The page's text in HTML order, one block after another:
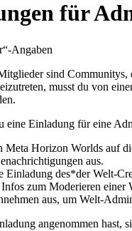
für
Angaben
sind Communitys,
musst du von
eine Einladung für eine
Meta Horizon Worlds auf
aus.
Einladung des*der Welt-
zum Moderieren
aus, um Welt-
angenommen hast,